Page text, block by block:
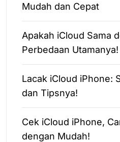
Mudah dan Cepat
Apakah iCloud Sama
Perbedaan Utamanya!
Lacak iCloud iPhone:
dan Tipsnya!
Cek iCloud iPhone,
dengan Mudah!